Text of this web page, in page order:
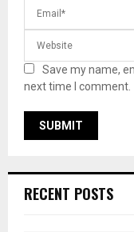
Save my name,
next time I comment.
RECENT POSTS